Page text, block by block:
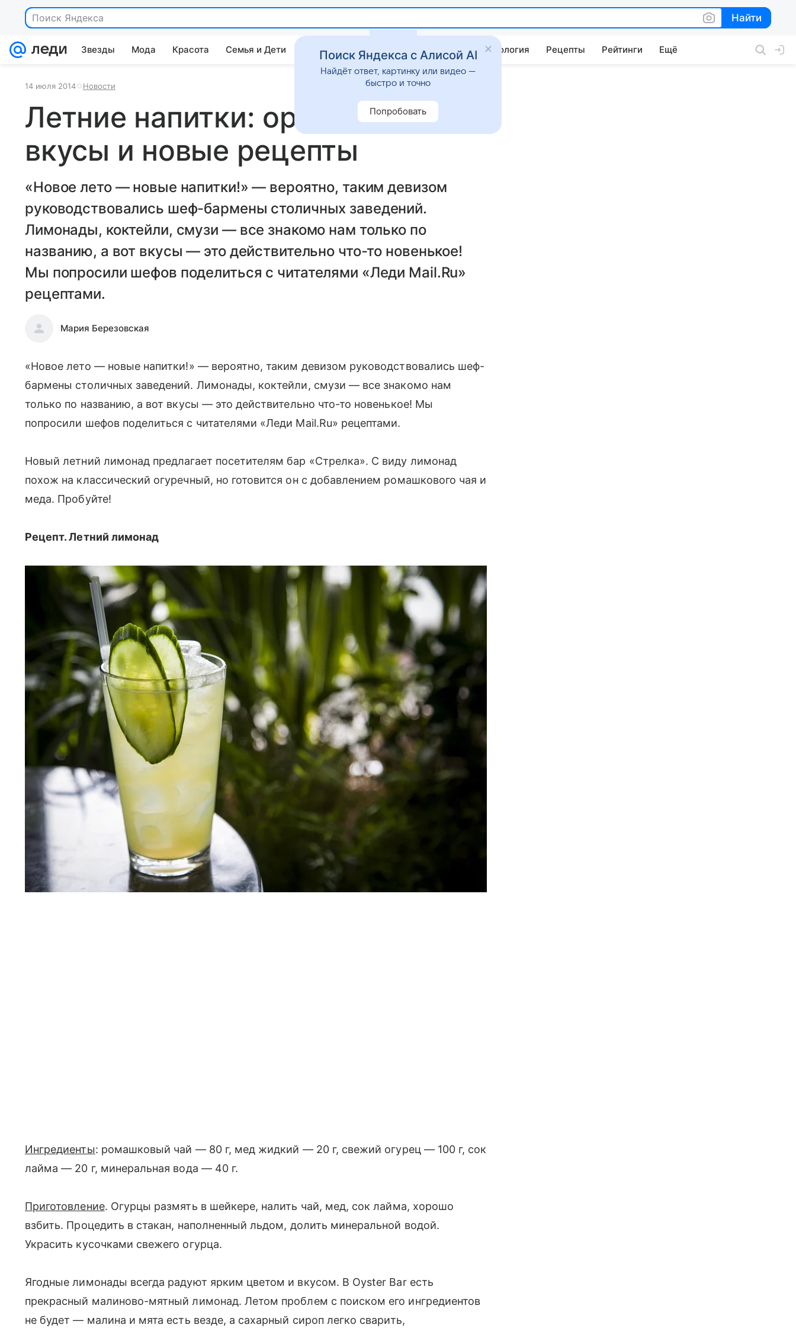
Поиск Яндекса Найти
Найти
Звезды Мода Красота Семья и Дети Дом Гороскопы Стиль жизни Психология Рецепты Рейтинги Ещё
14 июля 2014 Новости
Летние напитки: оригинальные
вкусы и новые рецепты
«Новое лето — новые напитки!» — вероятно, таким девизом
руководствовались шеф-бармены столичных заведений.
Лимонады, коктейли, смузи — все знакомо нам только по
названию, а вот вкусы — это действительно что-то новенькое!
Мы попросили шефов поделиться с читателями «Леди Mail.Ru»
рецептами.
Мария Березовская
«Новое лето — новые напитки!» — вероятно, таким девизом руководствовались шеф-
бармены столичных заведений. Лимонады, коктейли, смузи — все знакомо нам
только по названию, а вот вкусы — это действительно что-то новенькое! Мы
попросили шефов поделиться с читателями «Леди Mail.Ru» рецептами.
Новый летний лимонад предлагает посетителям бар «Стрелка». С виду лимонад
похож на классический огуречный, но готовится он с добавлением ромашкового чая и
меда. Пробуйте!
Рецепт. Летний лимонад
Ингредиенты: ромашковый чай — 80 г, мед жидкий — 20 г, свежий огурец — 100 г, сок
лайма — 20 г, минеральная вода — 40 г.
Приготовление. Огурцы размять в шейкере, налить чай, мед, сок лайма, хорошо
взбить. Процедить в стакан, наполненный льдом, долить минеральной водой.
Украсить кусочками свежего огурца.
Ягодные лимонады всегда радуют ярким цветом и вкусом. В Oyster Bar есть
прекрасный малиново-мятный лимонад. Летом проблем с поиском его ингредиентов
не будет — малина и мята есть везде, а сахарный сироп легко сварить,
Поиск Яндекса с Алисой AI
Найдёт ответ, картинку или видео —
быстро и точно
Попробовать